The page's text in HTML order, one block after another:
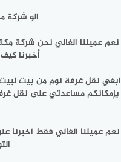
الو شركة
نعم عميلنا الغالي نحن شركة
أخبرنا
ابغي نقل غرفة نوم من بيت
بإمكانكم مساعدتي على نقل
نعم عميلنا الغالي فقط اخبرنا